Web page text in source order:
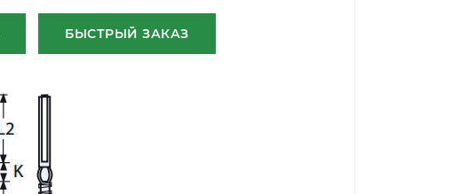
БЫСТРЫЙ ЗАКАЗ